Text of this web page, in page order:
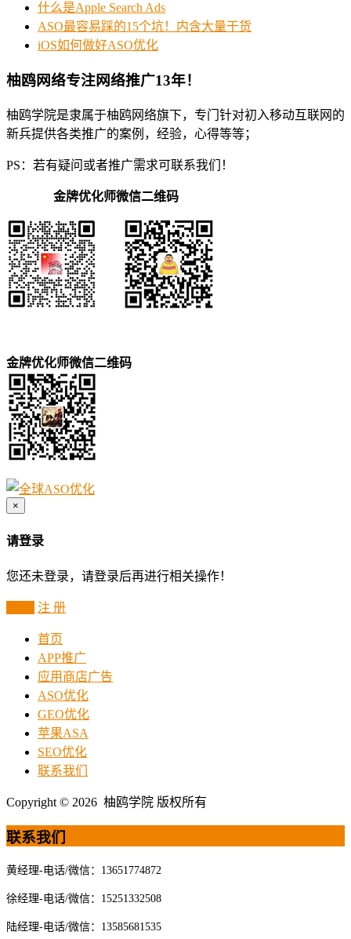
什么是Apple Search Ads
ASO最容易踩的15个坑！内含大量干货
iOS如何做好ASO优化
柚鸥网络专注网络推广13年！
柚鸥学院是隶属于柚鸥网络旗下，专门针对初入移动互联网的
新兵提供各类推广的案例，经验，心得等等；
PS：若有疑问或者推广需求可联系我们！
金牌优化师微信二维码
金牌优化师微信二维码
×
请登录
您还未登录，请登录后再进行相关操作！
注 册
首页
APP推广
应用商店广告
ASO优化
GEO优化
苹果ASA
SEO优化
联系我们
Copyright © 2026 柚鸥学院 版权所有
联系我们
黄经理-电话/微信：13651774872
徐经理-电话/微信：15251332508
陆经理-电话/微信：13585681535